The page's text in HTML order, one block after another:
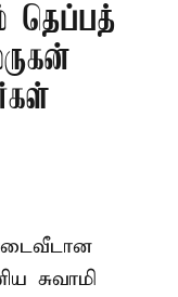
தெப்பத்
சுவாமி